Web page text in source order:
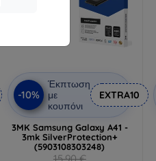
-10%
Έκπτωση
με
κουπόνι
EXTRA10
3MK Samsung Galaxy A41 -
3mk SilverProtection+
(5903108303248)
15,90 €